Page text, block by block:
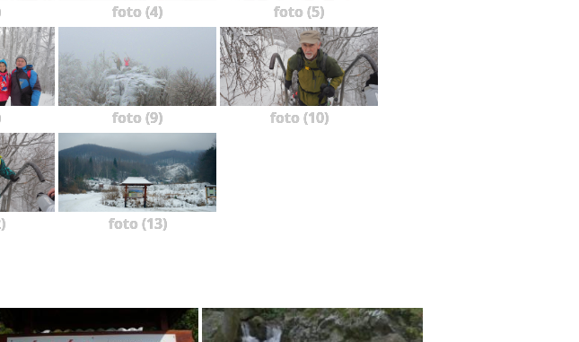
foto (4) foto (5)
foto (9) foto (10)
foto (13)